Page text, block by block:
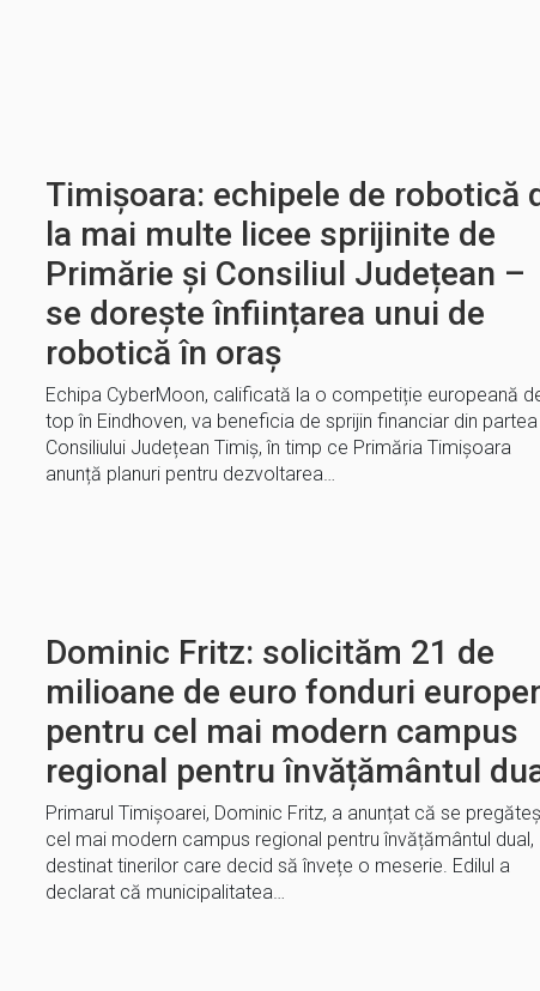
Timișoara: echipele de robotică
la mai multe licee sprijinite de
Primărie și Consiliul Județean –
se dorește înființarea unui de
robotică în oraș
Echipa CyberMoon, calificată la o competiție europeană
top în Eindhoven, va beneficia de sprijin financiar din partea
Consiliului Județean Timiș, în timp ce Primăria Timișoara
anunță planuri pentru dezvoltarea…
Dominic Fritz: solicităm 21 de
milioane de euro fonduri
pentru cel mai modern campus
regional pentru învățământul
Primarul Timișoarei, Dominic Fritz, a anunțat că se
cel mai modern campus regional pentru învățământul dual,
destinat tinerilor care decid să învețe o meserie. Edilul a
declarat că municipalitatea…